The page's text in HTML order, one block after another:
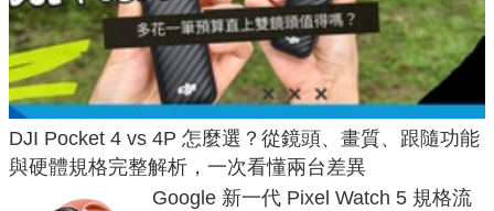
DJI Pocket 4 vs 4P 怎麼選？從鏡頭、畫質、跟隨功能
與硬體規格完整解析，一次看懂兩台差異
Google 新一代 Pixel Watch 5 規格流